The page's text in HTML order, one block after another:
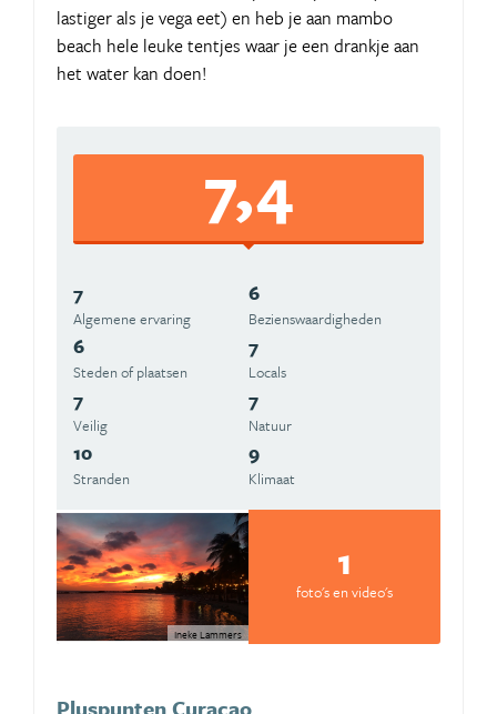
lastiger als je vega eet) en heb je aan mambo
beach hele leuke tentjes waar je een drankje aan
het water kan doen!
7,4
7
Algemene ervaring
6
Beziens­waardigheden
6
Steden of plaatsen
7
Locals
7
Veilig
7
Natuur
10
Stranden
9
Klimaat
Ineke Lammers
1
foto's en video's
Pluspunten Curaçao